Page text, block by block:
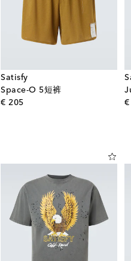
Satisfy
Space-O 5短裤
€ 205original price €